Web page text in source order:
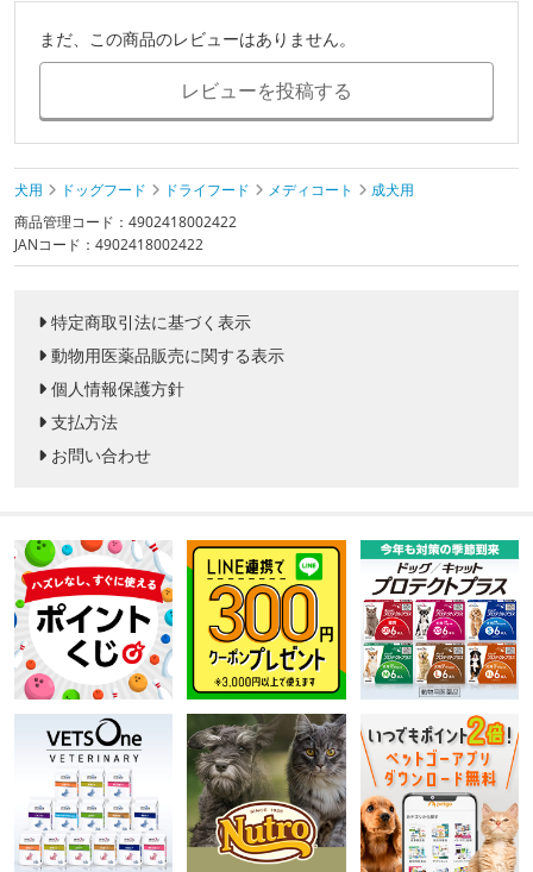
まだ、この商品のレビューはありません。
レビューを投稿する
犬用 ドッグフード ドライフード メディコート
成犬用
商品管理コード：4902418002422
JANコード：4902418002422
特定商取引法に基づく表示
動物用医薬品販売に関する表示
個人情報保護方針
支払方法
お問い合わせ